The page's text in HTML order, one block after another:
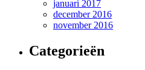
januari 2017
december 2016
november 2016
Categorieën